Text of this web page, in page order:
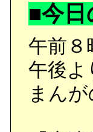
■今日
午前８
午後よ
まんが